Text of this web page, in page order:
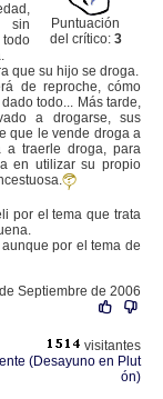
Puntuación
del crítico: 3
sin
que su hijo se droga.
de reproche, cómo
todo... Más tarde,
a drogarse, sus
que le vende droga a
traerle droga, para
en utilizar su propio
por el tema que trata
por el tema de
Septiembre de 2006
visitantes
(Desayuno en Plut
ón)